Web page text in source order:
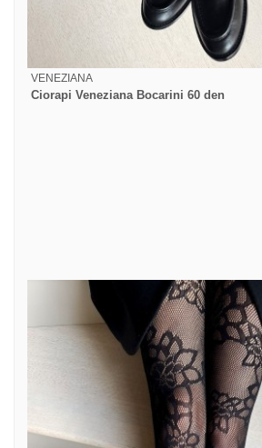
VENEZIANA
Ciorapi Veneziana Bocarini 60 den